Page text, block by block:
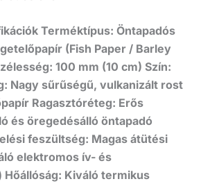
Terméktípus: Öntapadós
(Fish Paper / Barley
100 mm (10 cm) Szín:
Nagy sűrűségű, vulkanizált rost
Ragasztóréteg: Erős
és öregedésálló öntapadó
feszültség: Magas átütési
elektromos ív- és
Hőállóság: Kiváló termikus